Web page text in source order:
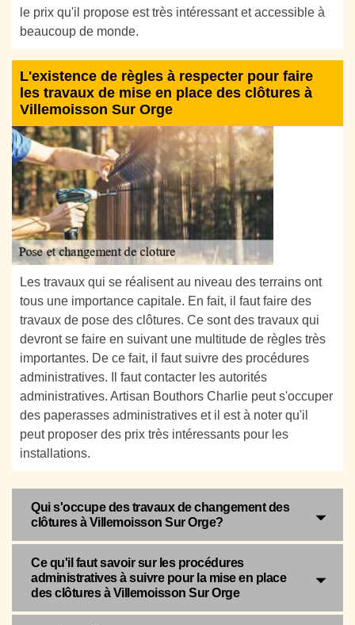
le prix qu'il propose est très intéressant et accessible à
beaucoup de monde.
L'existence de règles à respecter pour faire
les travaux de mise en place des clôtures à
Villemoisson Sur Orge
Les travaux qui se réalisent au niveau des terrains ont
tous une importance capitale. En fait, il faut faire des
travaux de pose des clôtures. Ce sont des travaux qui
devront se faire en suivant une multitude de règles très
importantes. De ce fait, il faut suivre des procédures
administratives. Il faut contacter les autorités
administratives. Artisan Bouthors Charlie peut s'occuper
des paperasses administratives et il est à noter qu'il
peut proposer des prix très intéressants pour les
installations.
Qui s'occupe des travaux de changement des
clôtures à Villemoisson Sur Orge?
Ce qu'il faut savoir sur les procédures
administratives à suivre pour la mise en place
des clôtures à Villemoisson Sur Orge